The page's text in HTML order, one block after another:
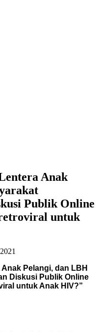
Anak
Publik Online
untuk
Pelangi, dan LBH
Diskusi Publik Online
untuk Anak HIV?”